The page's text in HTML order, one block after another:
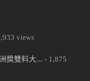
views
獎雙料大... - 1,875